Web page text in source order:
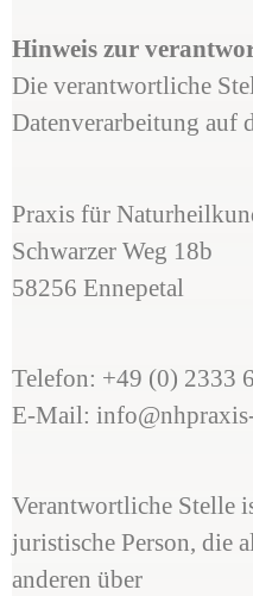
Hinweis zur
Die verantwortliche
Datenverarbeitung auf
Praxis für
Schwarzer Weg 18b
58256 Ennepetal
Telefon: +49 (0) 2333
E-Mail:
Verantwortliche Stelle
juristische Person, die
anderen über